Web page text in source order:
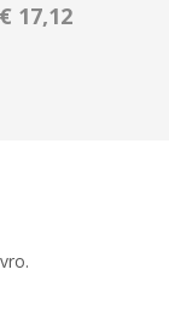
€ 17,12